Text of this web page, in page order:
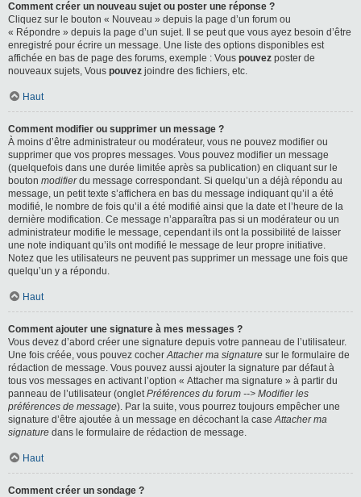
Comment créer un nouveau sujet ou poster une réponse ?
Cliquez sur le bouton « Nouveau » depuis la page d’un forum ou
« Répondre » depuis la page d’un sujet. Il se peut que vous ayez besoin d’être
enregistré pour écrire un message. Une liste des options disponibles est
affichée en bas de page des forums, exemple : Vous pouvez poster de
nouveaux sujets, Vous pouvez joindre des fichiers, etc.
Haut
Comment modifier ou supprimer un message ?
À moins d’être administrateur ou modérateur, vous ne pouvez modifier ou
supprimer que vos propres messages. Vous pouvez modifier un message
(quelquefois dans une durée limitée après sa publication) en cliquant sur le
bouton modifierdu message correspondant. Si quelqu’un a déjà répondu au
message, un petit texte s’affichera en bas du message indiquant qu’il a été
modifié, le nombre de fois qu’il a été modifié ainsi que la date et l’heure de la
dernière modification. Ce message n’apparaîtra pas si un modérateur ou un
administrateur modifie le message, cependant ils ont la possibilité de laisser
une note indiquant qu’ils ont modifié le message de leur propre initiative.
Notez que les utilisateurs ne peuvent pas supprimer un message une fois que
quelqu’un y a répondu.
Haut
Comment ajouter une signature à mes messages ?
Vous devez d’abord créer une signature depuis votre panneau de l’utilisateur.
Une fois créée, vous pouvez cocherAttacher ma signature sur le formulaire de
rédaction de message. Vous pouvez aussi ajouter la signature par défaut à
tous vos messages en activant l’option « Attacher ma signature » à partir du
panneau de l’utilisateur (ongletPréférences du forum --> Modifier les
préférences de message). Par la suite, vous pourrez toujours empêcher une
signature d’être ajoutée à un message en décochant la caseAttacher ma
signature dans le formulaire de rédaction de message.
Haut
Comment créer un sondage ?